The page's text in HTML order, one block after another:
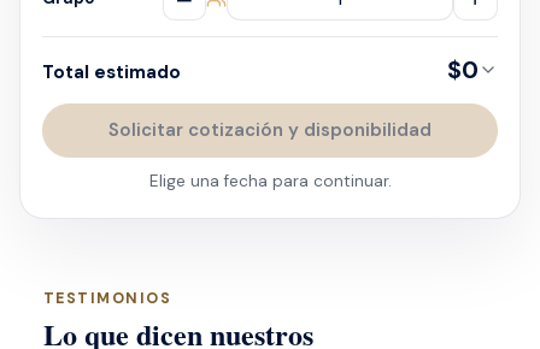
Total estimado $0
Solicitar cotización y disponibilidad
Elige una fecha para continuar.
TESTIMONIOS
Lo que dicen nuestros